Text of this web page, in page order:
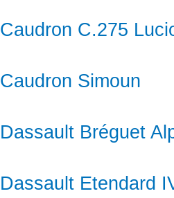
Caudron C.275
Caudron Simoun
Dassault Bréguet
Dassault Etendard